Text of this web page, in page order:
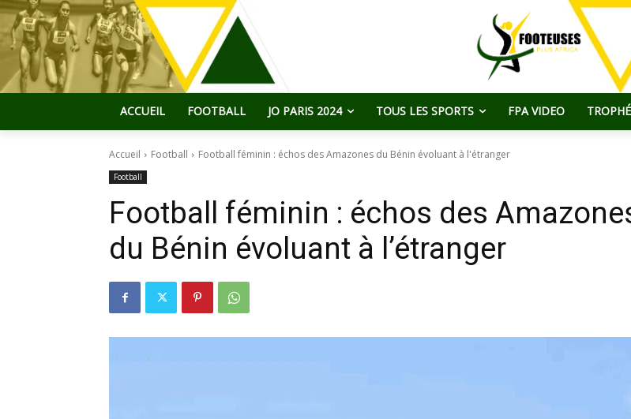
ACCUEIL FOOTBALL JO PARIS 2024 TOUS LES SPORTS FPA VIDEO
Accueil Football Football féminin : échos des Amazones du Bénin évoluant à l'étranger
Football
Football féminin : échos des
du Bénin évoluant à l’étranger